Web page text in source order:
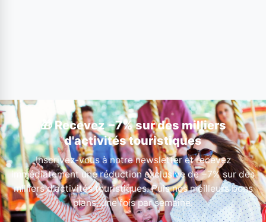
🎁 Recevez −7% sur des milliers
d'activités touristiques
Inscrivez-vous à notre newsletter et recevez
immédiatement une réduction exclusive de −7% sur des
milliers d'activités touristiques. Puis nos meilleurs bons
plans, une fois par semaine.